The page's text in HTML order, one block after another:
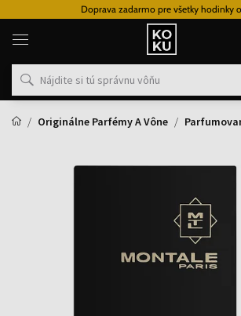
Doprava zadarmo pre všetky hodinky
Originálne
parfémy
hodinky
na
mieste
Originálne Parfémy A Vône